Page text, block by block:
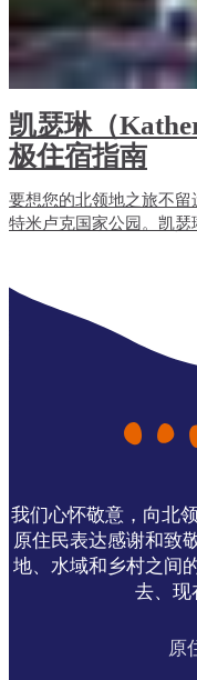
凯瑟琳（
极住宿指南
要想您的北领地之旅不
特米卢克国家公园。凯瑟
我们心怀敬意，向北
原住民表达感谢和致
地、水域和乡村之间
去、现
原